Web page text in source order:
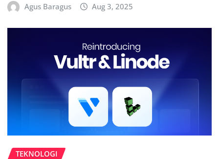
Agus Baragus Aug 3, 2025
TEKNOLOGI